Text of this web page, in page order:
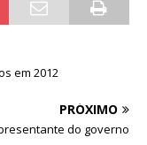
em 2012
PRÓXIMO
do governo